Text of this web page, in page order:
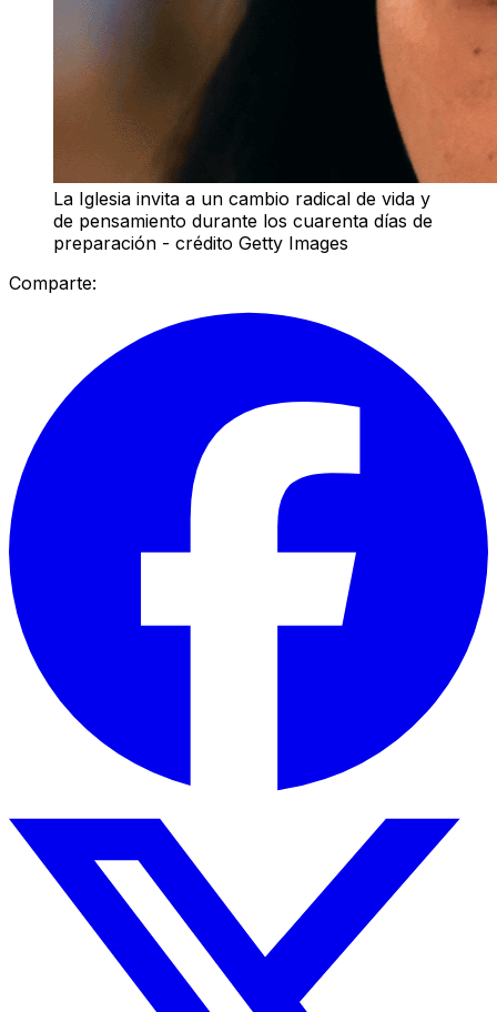
La Iglesia invita a un cambio radical de vida y
de pensamiento durante los cuarenta días de
preparación - crédito Getty Images
Comparte: